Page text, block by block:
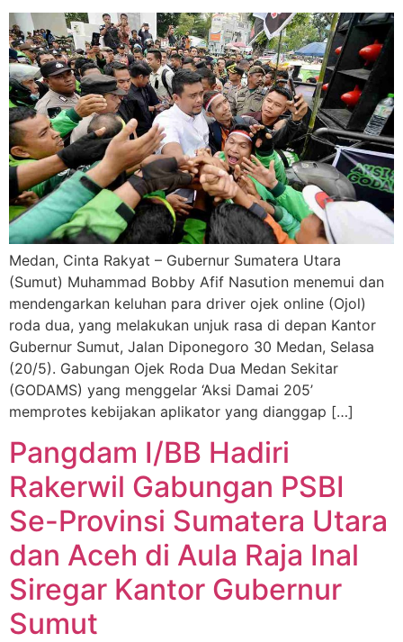
Medan, Cinta Rakyat – Gubernur Sumatera Utara
(Sumut) Muhammad Bobby Afif Nasution menemui dan
mendengarkan keluhan para driver ojek online (Ojol)
roda dua, yang melakukan unjuk rasa di depan Kantor
Gubernur Sumut, Jalan Diponegoro 30 Medan, Selasa
(20/5). Gabungan Ojek Roda Dua Medan Sekitar
(GODAMS) yang menggelar ‘Aksi Damai 205’
memprotes kebijakan aplikator yang dianggap […]
Pangdam I/BB Hadiri
Rakerwil Gabungan PSBI
Se-Provinsi Sumatera Utara
dan Aceh di Aula Raja Inal
Siregar Kantor Gubernur
Sumut